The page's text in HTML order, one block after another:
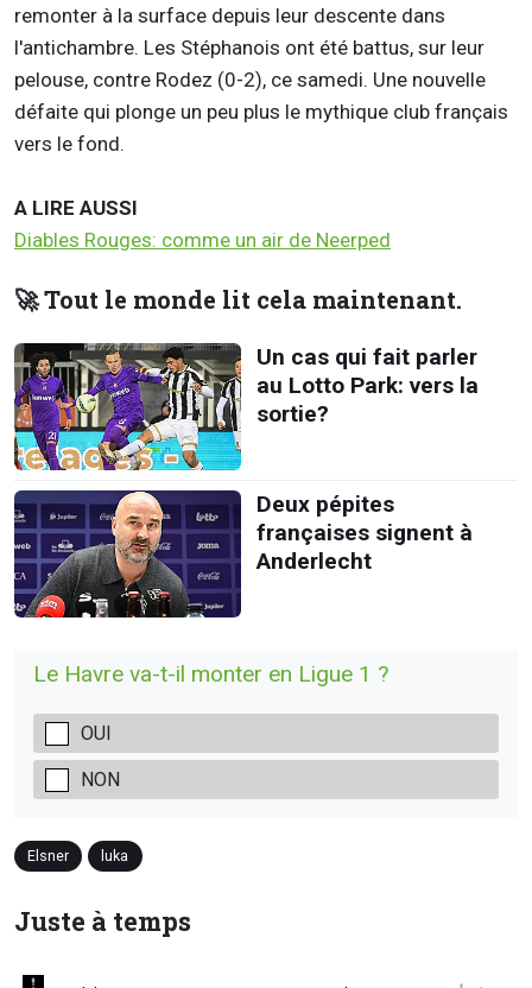
remonter à la surface depuis leur descente dans
l'antichambre. Les Stéphanois ont été battus, sur leur
pelouse, contre Rodez (0-2), ce samedi. Une nouvelle
défaite qui plonge un peu plus le mythique club français
vers le fond.
A LIRE AUSSI
Diables Rouges: comme un air de Neerped
🚀 Tout le monde lit cela maintenant.
Un cas qui fait parler
au Lotto Park: vers la
sortie?
Deux pépites
françaises signent à
Anderlecht
Le Havre va-t-il monter en Ligue 1 ?
OUI
NON
Elsner luka
Juste à temps